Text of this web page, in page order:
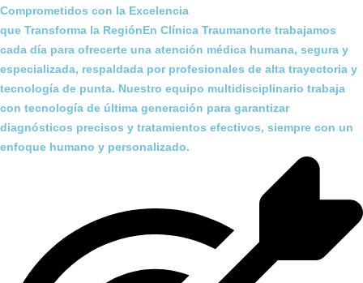
Comprometidos con la Excelencia
que Transforma la RegiónEn Clínica Traumanorte trabajamos
cada día para ofrecerte una atención médica humana, segura y
especializada, respaldada por profesionales de alta trayectoria y
tecnología de punta. Nuestro equipo multidisciplinario trabaja
con tecnología de última generación para garantizar
diagnósticos precisos y tratamientos efectivos, siempre con un
enfoque humano y personalizado.